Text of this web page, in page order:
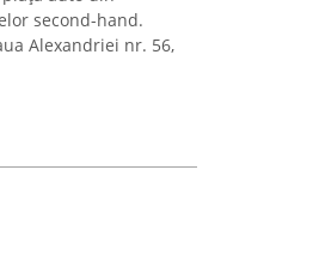
second-hand.
Alexandriei nr. 56,